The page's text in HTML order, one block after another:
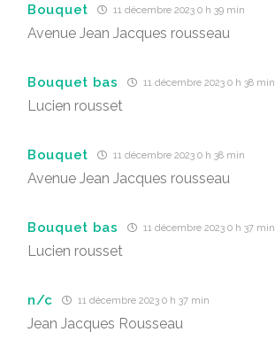
Bouquet 11 décembre 2023 0 h 39 min
Avenue Jean Jacques rousseau
Bouquet bas 11 décembre 2023 0 h 38 min
Lucien rousset
Bouquet 11 décembre 2023 0 h 38 min
Avenue Jean Jacques rousseau
Bouquet bas 11 décembre 2023 0 h 37 min
Lucien rousset
n/c 11 décembre 2023 0 h 37 min
Jean Jacques Rousseau